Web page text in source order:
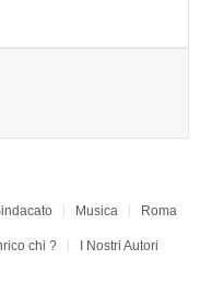
Musica Roma
chi ? I Nostri Autori